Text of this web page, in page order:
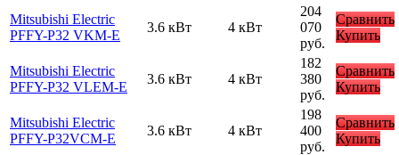
Mitsubishi Electric
PFFY-P32 VKM-E
3.6 кВт 4 кВт
204
070
руб.
Сравнить
Купить
Mitsubishi Electric
PFFY-P32 VLEM-E
3.6 кВт 4 кВт
182
380
руб.
Сравнить
Купить
Mitsubishi Electric
PFFY-P32VCM-E
3.6 кВт 4 кВт
198
400
руб.
Сравнить
Купить